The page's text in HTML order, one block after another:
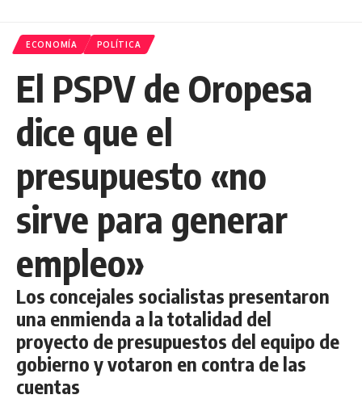
ECONOMÍA POLÍTICA
El PSPV de Oropesa
dice que el
presupuesto «no
sirve para generar
empleo»
Los concejales socialistas presentaron
una enmienda a la totalidad del
proyecto de presupuestos del equipo de
gobierno y votaron en contra de las
cuentas